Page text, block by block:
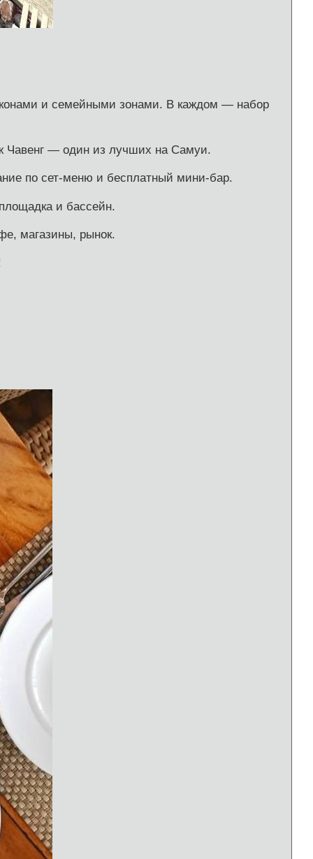
и семейными зонами. В каждом — набор
Чавенг — один из лучших на Самуи.
по сет-меню и бесплатный мини-бар.
и бассейн.
магазины, рынок.